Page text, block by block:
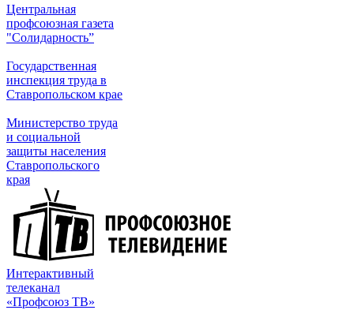
Центральная
профсоюзная газета
"Солидарность”
Государственная
инспекция труда в
Ставропольском крае
Министерство труда
и социальной
защиты населения
Ставропольского
края
Интерактивный
телеканал
«Профсоюз ТВ»